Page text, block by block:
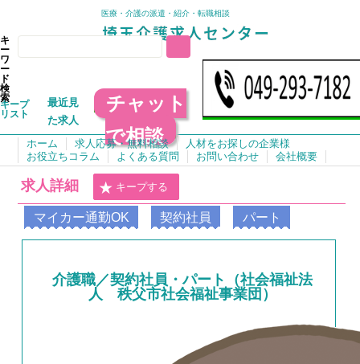
医療・介護の派遣・紹介・転職相談
キ
ー
ワ
ー
ド
検
索
キープ
リスト
最近見
た求人
チャット
で相談
ホーム 求人応募・無料相談
人材をお探しの企業様
お役立ちコラム
よくある質問 お問い合わせ 会社概要
求人詳細 キープする
マイカー通勤OK 契約社員 パート
介護職／契約社員・パート（社会福祉法
人 秩父市社会福祉事業団）